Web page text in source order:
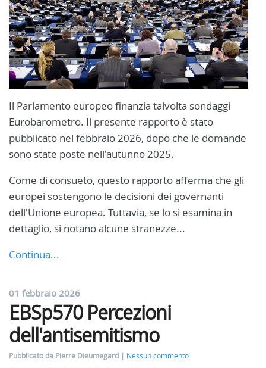
Il Parlamento europeo finanzia talvolta sondaggi
Eurobarometro. Il presente rapporto è stato
pubblicato nel febbraio 2026, dopo che le domande
sono state poste nell'autunno 2025.
Come di consueto, questo rapporto afferma che gli
europei sostengono le decisioni dei governanti
dell'Unione europea. Tuttavia, se lo si esamina in
dettaglio, si notano alcune stranezze...
Continua...
01 febbraio 2026
EBSp570 Percezioni
dell'antisemitismo
Pubblicato da Pierre Dieumegard
Nessun commento